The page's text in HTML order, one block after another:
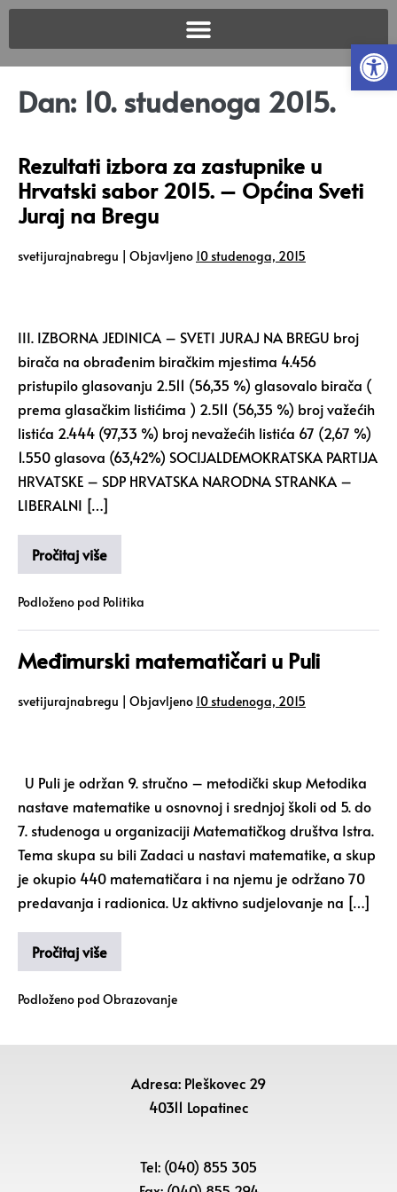
Dan: 10. studenoga 2015.
Rezultati izbora za zastupnike u
Hrvatski sabor 2015. – Općina Sveti
Juraj na Bregu
svetijurajnabregu | Objavljeno 10 studenoga, 2015
III. IZBORNA JEDINICA – SVETI JURAJ NA BREGU broj
birača na obrađenim biračkim mjestima 4.456
pristupilo glasovanju 2.511 (56,35 %) glasovalo birača (
prema glasačkim listićima ) 2.511 (56,35 %) broj važećih
listića 2.444 (97,33 %) broj nevažećih listića 67 (2,67 %)
1.550 glasova (63,42%) SOCIJALDEMOKRATSKA PARTIJA
HRVATSKE – SDP HRVATSKA NARODNA STRANKA –
LIBERALNI […]
Pročitaj više
Podloženo pod Politika
Međimurski matematičari u Puli
svetijurajnabregu | Objavljeno 10 studenoga, 2015
U Puli je održan 9. stručno – metodički skup Metodika
nastave matematike u osnovnoj i srednjoj školi od 5. do
7. studenoga u organizaciji Matematičkog društva Istra.
Tema skupa su bili Zadaci u nastavi matematike, a skup
je okupio 440 matematičara i na njemu je održano 70
predavanja i radionica. Uz aktivno sudjelovanje na […]
Pročitaj više
Podloženo pod Obrazovanje
Adresa: Pleškovec 29
40311 Lopatinec
Tel: (040) 855 305